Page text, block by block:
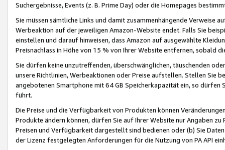
Suchergebnisse, Events (z. B. Prime Day) oder die Homepages
Sie müssen sämtliche Links und damit zusammenhängende
Werbeaktion auf der jeweiligen Amazon-Website endet. Falls Sie
einstellen und darauf hinweisen, dass Amazon auf ausgewählte
Preisnachlass in Höhe von 15 % von Ihrer Website entfernen, sobald
Sie dürfen keine unzutreffenden, überschwänglichen, täuschenden
unsere Richtlinien, Werbeaktionen oder Preise aufstellen. Stellen Sie
angebotenen Smartphone mit 64 GB Speicherkapazität ein, so dürfen
führt.
Die Preise und die Verfügbarkeit von Produkten können
Produkte ändern können, dürfen Sie auf Ihrer Website nur Angaben
Preisen und Verfügbarkeit dargestellt sind bedienen oder (b) Sie
der Lizenz festgelegten Anforderungen für die Nutzung von PA API